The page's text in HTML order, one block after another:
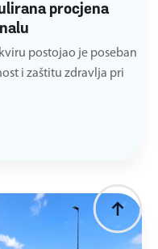
procjena
postojao je poseban
i zaštitu zdravlja pri